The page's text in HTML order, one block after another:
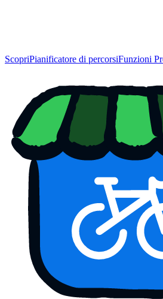
ScopriPianificatore di percorsiFunzioni